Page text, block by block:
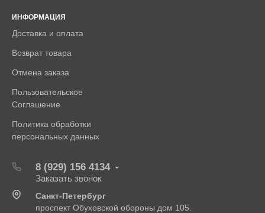
ИНФОРМАЦИЯ
Доставка и оплата
Возврат товара
Отмена заказа
Пользовательское
Соглашение
Политика обработки
персональных данных
8 (929) 156 4134
Заказать звонок
Санкт-Петербург
проспект Обуховской обороны дом 105.